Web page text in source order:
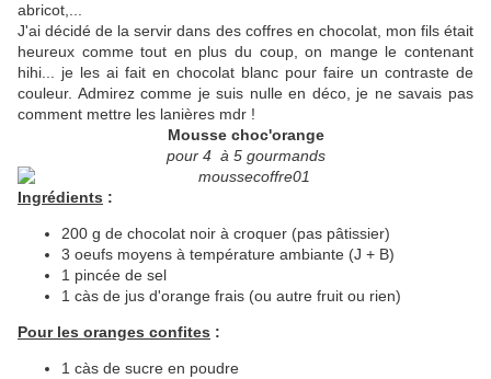
abricot,...
J'ai décidé de la servir dans des coffres en chocolat, mon fils était
heureux comme tout en plus du coup, on mange le contenant
hihi... je les ai fait en chocolat blanc pour faire un contraste de
couleur. Admirez comme je suis nulle en déco, je ne savais pas
comment mettre les lanières mdr !
Mousse choc'orange
pour 4 à 5 gourmands
Ingrédients :
200 g de chocolat noir à croquer (pas pâtissier)
3 oeufs moyens à température ambiante (J + B)
1 pincée de sel
1 càs de jus d'orange frais (ou autre fruit ou rien)
Pour les oranges confites :
1 càs de sucre en poudre